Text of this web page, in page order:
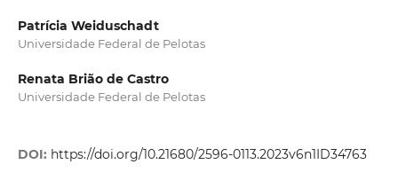
Patrícia Weiduschadt
Universidade Federal de Pelotas
Renata Brião de Castro
Universidade Federal de Pelotas
DOI: https://doi.org/10.21680/2596-0113.2023v6n1ID34763